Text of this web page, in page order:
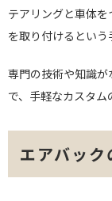
テアリングと車体
を取り付けるという
専門の技術や知識
で、手軽なカスタム
エアバッ